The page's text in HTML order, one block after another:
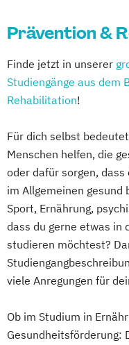
Prävention &
Finde jetzt in unserer
Studiengänge aus dem
Rehabilitation!
Für dich selbst
Menschen helfen, die
oder dafür sorgen,
im Allgemeinen
Sport, Ernährung,
dass du gerne etwas in
studieren möchtest?
viele Anregungen für
Ob im Studium in
Gesundheitsförderung: